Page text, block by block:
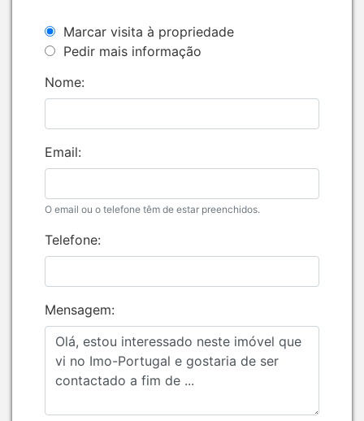
Marcar visita à propriedade
Pedir mais informação
Nome:
Email:
O email ou o telefone têm de estar preenchidos.
Telefone:
Mensagem: